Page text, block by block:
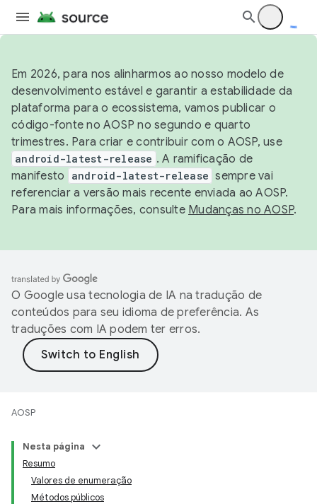
Em 2026, para nos alinharmos ao nosso modelo de
desenvolvimento estável e garantir a estabilidade da
plataforma para o ecossistema, vamos publicar o
código-fonte no AOSP no segundo e quarto
trimestres. Para criar e contribuir com o AOSP, use
android-latest-release . A ramificação de
manifesto
android-latest-release sempre vai
referenciar a versão mais recente enviada ao AOSP.
Para mais informações, consulte Mudanças no AOSP.
O Google usa tecnologia de IA na tradução de
conteúdos para seu idioma de preferência. As
traduções com IA podem ter erros.
AOSP
Nesta página
Resumo
Valores de enumeração
Métodos públicos